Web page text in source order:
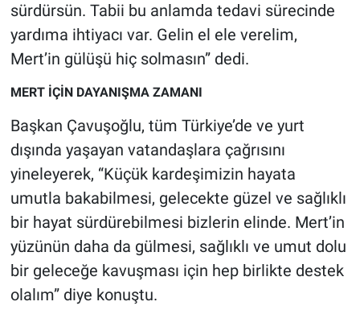
sürdürsün. Tabii bu anlamda tedavi sürecinde
yardıma ihtiyacı var. Gelin el ele verelim,
Mert’in gülüşü hiç solmasın” dedi.
MERT İÇİN DAYANIŞMA ZAMANI
Başkan Çavuşoğlu, tüm Türkiye’de ve yurt
dışında yaşayan vatandaşlara çağrısını
yineleyerek, “Küçük kardeşimizin hayata
umutla bakabilmesi, gelecekte güzel ve sağlıklı
bir hayat sürdürebilmesi bizlerin elinde. Mert’in
yüzünün daha da gülmesi, sağlıklı ve umut dolu
bir geleceğe kavuşması için hep birlikte destek
olalım” diye konuştu.
İlan
Kimdir
Koronavirüs
Kültür Sanat
Ne demişti
Nedir
Popüler
Programlar